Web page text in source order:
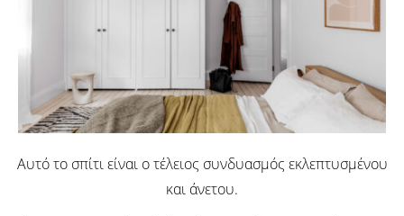
Αυτό το σπίτι είναι ο τέλειος συνδυασμός εκλεπτυσμένου
και άνετου.